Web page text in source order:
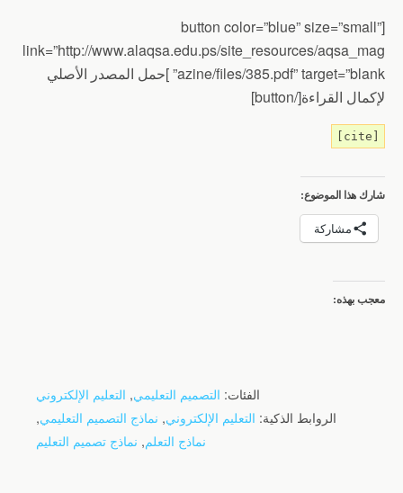
[button color=”blue” size=”small”
link=”http://www.alaqsa.edu.ps/site_resources/aqsa_mag
azine/files/385.pdf” target=”blank” ]حمل المصدر الأصلي
لإكمال القراءة[/button]
شارك هذا الموضوع:
مشاركة
معجب بهذه:
الفئات: التصميم التعليمي, التعليم الإلكتروني
الروابط الذكية: التعليم الإلكتروني, نماذج التصميم التعليمي,
نماذج التعلم, نماذج تصميم التعليم